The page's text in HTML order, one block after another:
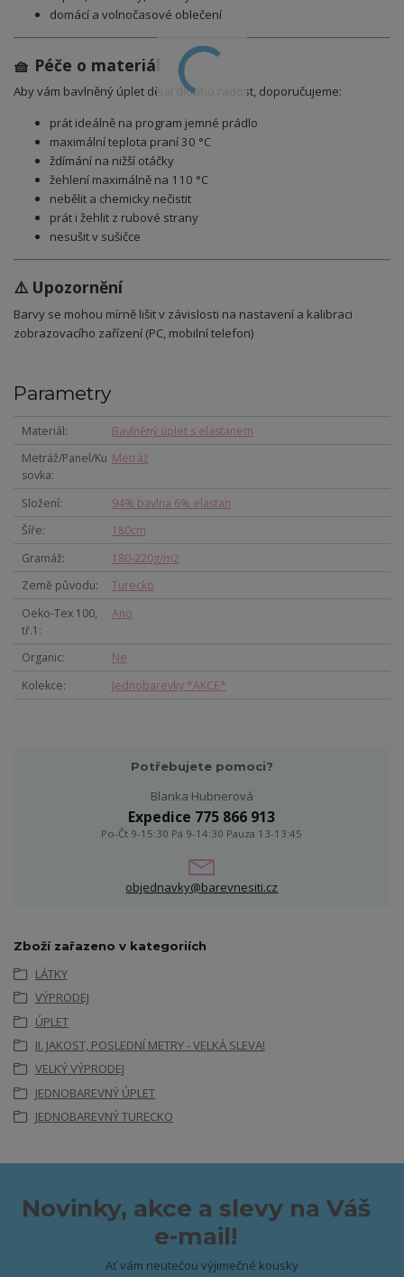
domácí a volnočasové oblečení
🧺 Péče o materiál
Aby vám bavlněný úplet dělal dlouho radost, doporučujeme:
prát ideálně na program jemné prádlo
maximální teplota praní 30 °C
ždímání na nižší otáčky
žehlení maximálně na 110 °C
nebělit a chemicky nečistit
prát i žehlit z rubové strany
nesušit v sušičce
⚠️ Upozornění
Barvy se mohou mírně lišit v závislosti na nastavení a kalibraci
zobrazovacího zařízení (PC, mobilní telefon)
Parametry
Materiál
Bavlněný úplet s elastanem
Metráž/Panel/Ku
sovka
Metráž
Složení
94% bavlna 6% elastan
Šíře
180cm
Gramáž
180-220g/m2
Země původu
Turecko
Oeko-Tex 100,
tř.1
Ano
Organic
Ne
Kolekce
Jednobarevky *AKCE*
Potřebujete pomoci?
Blanka Hubnerová
Expedice 775 866 913
Po-Čt 9-15:30 Pá 9-14:30 Pauza 13-13:45
objednavky@barevnesiti.cz
Zboží zařazeno v kategoriích
LÁTKY
VÝPRODEJ
ÚPLET
II. JAKOST, POSLEDNÍ METRY - VELKÁ SLEVA!
VELKÝ VÝPRODEJ
JEDNOBAREVNÝ ÚPLET
JEDNOBAREVNÝ TURECKO
Novinky, akce a slevy na Váš
e-mail!
Ať vám neutečou výjimečné kousky